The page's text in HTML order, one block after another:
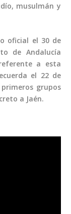
musulmán y
oficial el 30 de
de Andalucía
a esta
el 22 de
grupos
a Jaén.